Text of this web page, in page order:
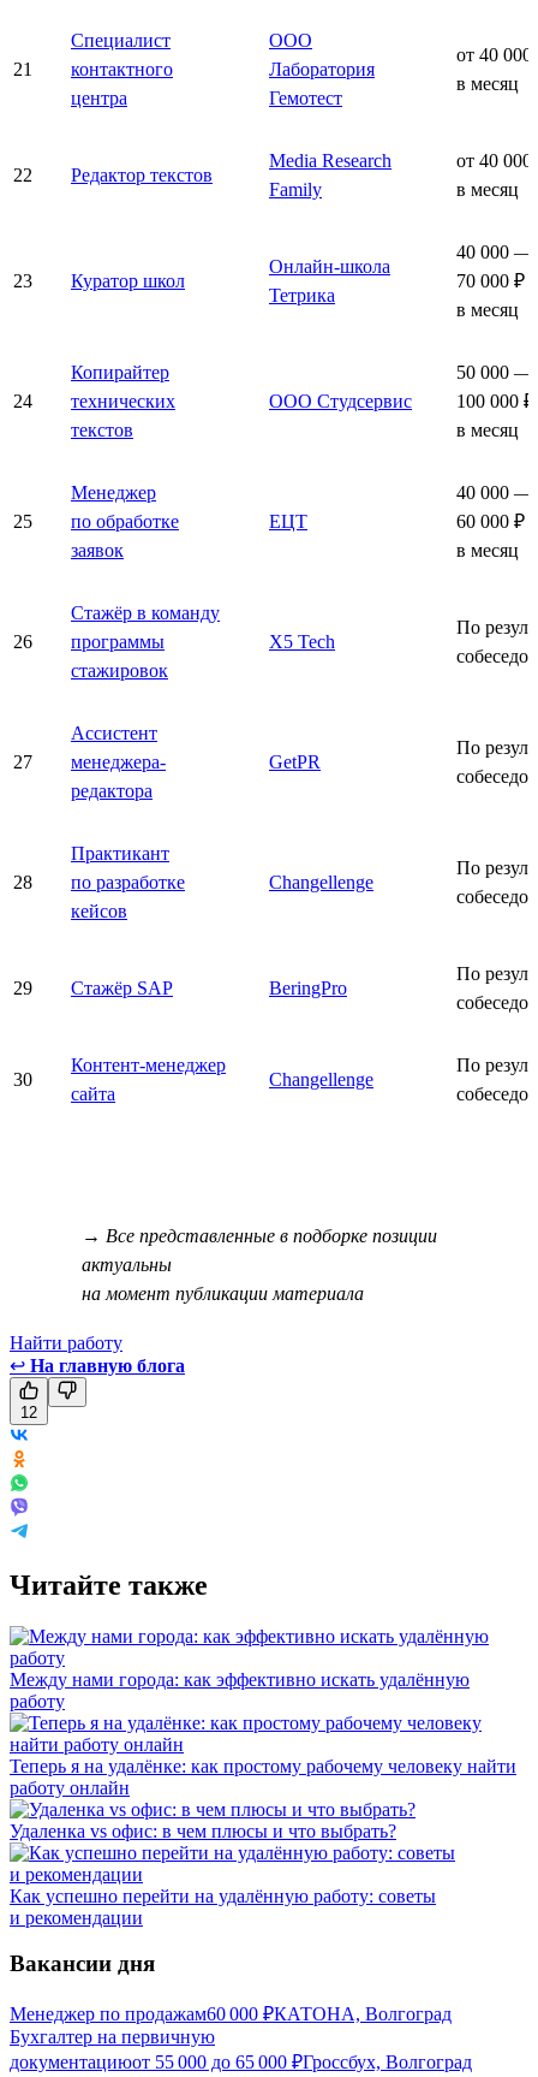
21
Специалист
контактного
центра
ООО
Лаборатория
Гемотест
от 40 000
в месяц
22 Редактор текстов
Media Research
Family
от 40 000
в месяц
23 Куратор школ
Онлайн-школа
Тетрика
40 000 —
70 000 ₽
в месяц
24
Копирайтер
технических
текстов
ООО Студсервис
50 000 —
100 000 ₽
в месяц
25
Менеджер
по обработке
заявок
ЕЦТ
40 000 —
60 000 ₽
в месяц
26
Стажёр в команду
программы
стажировок
X5 Tech
По
27
Ассистент
менеджера-
редактора
GetPR
По
28
Практикант
по разработке
кейсов
Changellenge
По
29 Стажёр SAP BeringPro
По
30
Контент-менеджер
сайта
Changellenge
По
→ Все представленные в подборке позиции
актуальны
на момент публикации материала
Найти работу
↩ На главную блога
12
Читайте также
Между нами города: как эффективно искать удалённую
работу
Теперь я на удалёнке: как простому рабочему человеку найти
работу онлайн
Удаленка vs офис: в чем плюсы и что выбрать?
Как успешно перейти на удалённую работу: советы
и рекомендации
Вакансии дня
Менеджер по продажам60 000 ₽КАТОНА, Волгоград
Бухгалтер на первичную
документациюот 55 000 до 65 000 ₽Гроссбух, Волгоград